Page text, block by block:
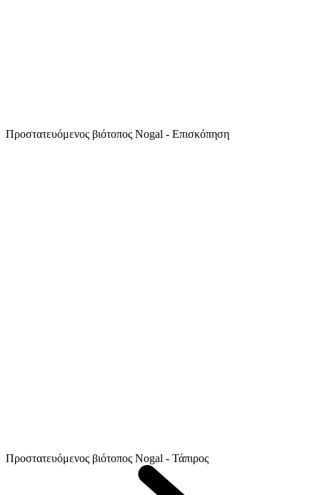
Προστατευόμενος βιότοπος Nogal - Επισκόπηση
Προστατευόμενος βιότοπος Nogal - Τάπιρος